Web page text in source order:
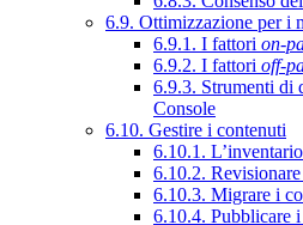
6.9. Ottimizzazione per i
6.9.1. I fattori on-
6.9.2. I fattori off-
6.9.3. Strumenti di
Console
6.10. Gestire i contenuti
6.10.1.
6.10.2.
6.10.3. Migrare i
6.10.4. Pubblicare